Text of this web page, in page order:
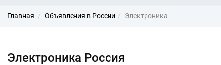
Главная Объявления в России Электроника
Электроника Россия